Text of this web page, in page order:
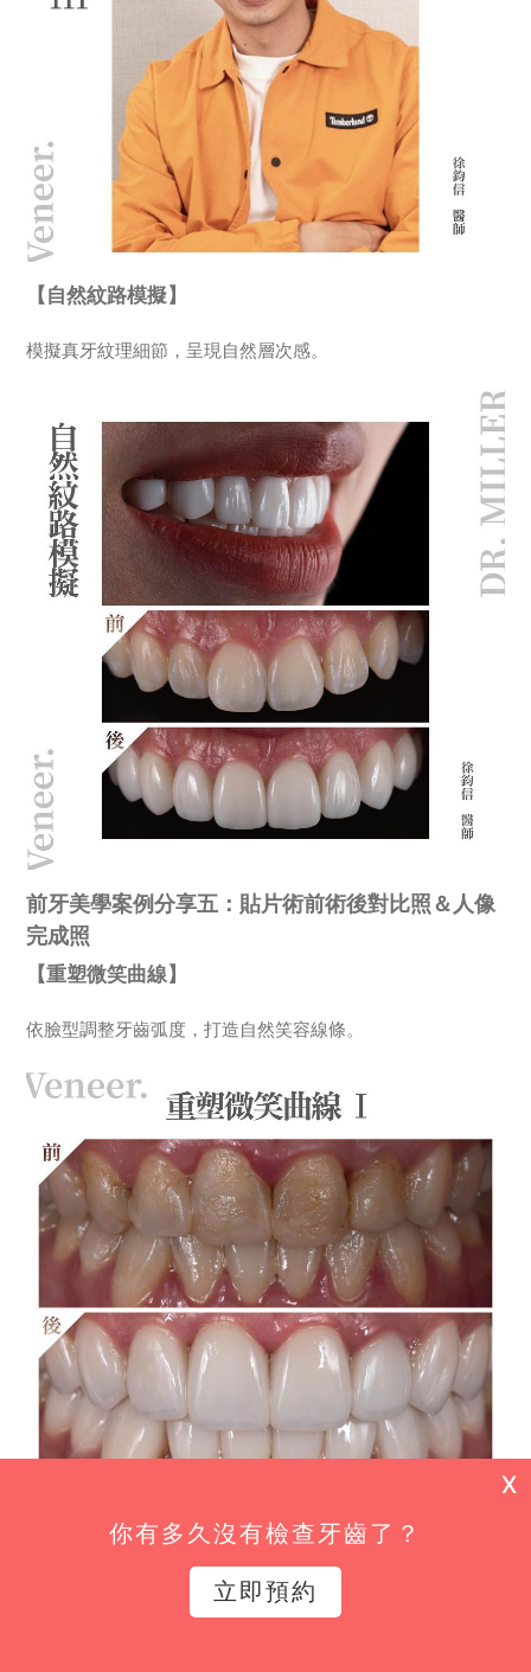
【自然紋路模擬】
模擬真牙紋理細節，呈現自然層次感。
前牙美學案例分享五：貼片術前術後對比照＆人像
完成照
【重塑微笑曲線】
依臉型調整牙齒弧度，打造自然笑容線條。
你有多久沒有檢查牙齒了？
立即預約
X